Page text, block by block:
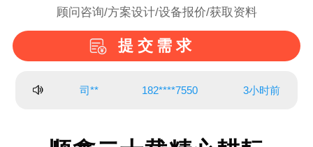
顾问咨询/方案设计/设备报价/获取资料
提交需求
胡** 139****9081 3小时前